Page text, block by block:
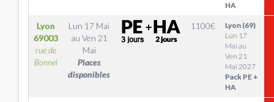
HA
Lyon
69003
rue de
Bonnel
Lun 17 Mai
au Ven 21
Mai
Places
disponibles
1100€
Lyon (69)
Lun 17
Mai au
Ven 21
Mai 2027
Pack PE +
HA